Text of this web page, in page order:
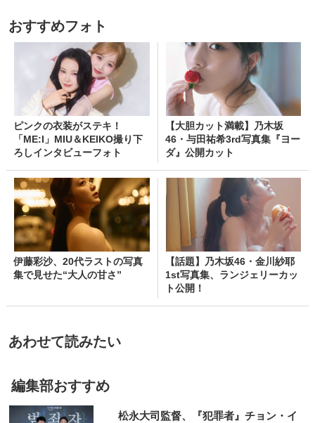
おすすめフォト
ピンクの衣装がステキ！
「ME:I」MIU＆KEIKO撮り下
ろしインタビューフォト
【大胆カット満載】乃木坂
46・与田祐希3rd写真集『ヨー
ダ』公開カット
伊藤彩沙、20代ラストの写真
集で見せた“大人の甘さ”
【話題】乃木坂46・金川紗耶
1st写真集、ランジェリーカッ
ト公開！
あわせて読みたい
編集部おすすめ
松永大司監督、『犯罪者』チョン・イ